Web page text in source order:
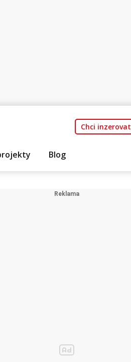
Chci inzerovat
Blog